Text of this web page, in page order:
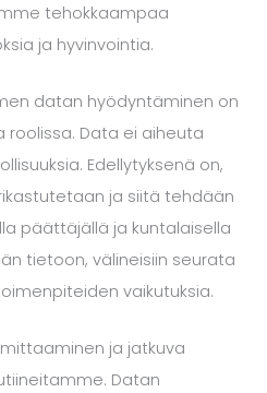
tehokkaampaa
ja hyvinvointia.
datan hyödyntäminen on
Data ei aiheuta
Edellytyksenä on,
ja siitä tehdään
päättäjällä ja kuntalaisella
tietoon, välineisiin seurata
vaikutuksia.
ja jatkuva
Datan